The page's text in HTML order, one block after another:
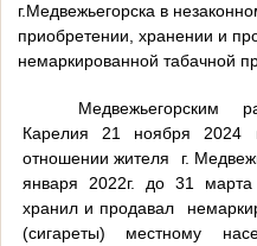
г.Медвежьегорска в
приобретении, хранении и
немаркированной табачной
Медвежьегорским
Карелия 21 ноября 2024
отношении жителя г.
января 2022г. до 31 марта
хранил и продавал
(сигареты) местному